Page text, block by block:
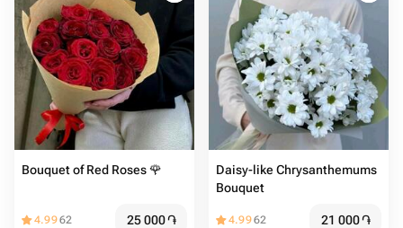
Bouquet of Red Roses 🌹
4.9962 25 000֏
Daisy-like Chrysanthemums
Bouquet
4.9962 21 000֏